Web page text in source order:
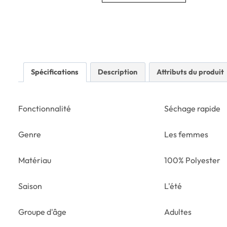
Spécifications Description Attributs du produit
Fonctionnalité Séchage rapide
Genre Les femmes
Matériau 100% Polyester
Saison L'été
Groupe d'âge Adultes